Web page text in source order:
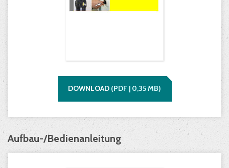
DOWNLOAD (PDF | 0,35MB)
Aufbau-/Bedienanleitung